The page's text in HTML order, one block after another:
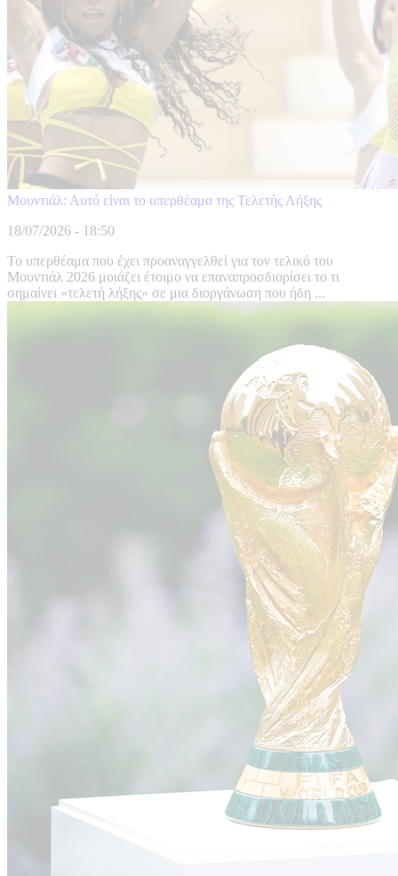
Μουντιάλ: Αυτό είναι το υπερθέαμα της Τελετής Λήξης
18/07/2026 - 18:50
Το υπερθέαμα που έχει προαναγγελθεί για τον τελικό του
Μουντιάλ 2026 μοιάζει έτοιμο να επαναπροσδιορίσει το τι
σημαίνει «τελετή λήξης» σε μια διοργάνωση που ήδη ...